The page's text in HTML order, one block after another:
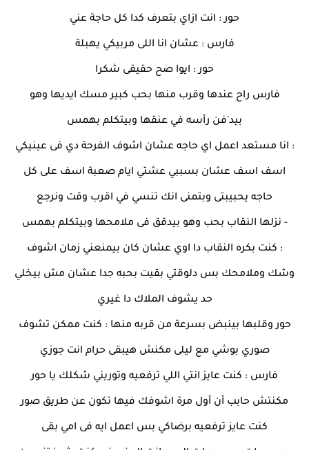
حور : انت ازاي بتعرف كدا كل حاجة عني
فارس : عشان انا اللى مربيكي يهبلة
حور : ايوا صح حقيقى شكرا
فارس راح عندها وقرب منها بحب كبير مسك ايديها وهو
بيد'فن رأسه في عنقها وبيتكلم بهمس
: انا مستعد اعمل اي حاجه عشان اشوف الفرحة دي فى عينيكي
اسف اسف عشان بسببي عشتي ايام صعبة اسف على كل
حاجه يحبيبتى وبتمنى انك تنسي في اقرب وقت ونرجع
- نزلها النقاب بحب وهو بيدقق فى ملامحها وبيتكلم بهمس
: كنت بكره النقاب دا اوي عشان كان بيمنعني زمان اشوف
وشك وملامحك بس دلوقتي بقيت بحبه جدا عشان مش بيخلي
حد يشوف الملاك دا غيري
حور وقلبها بينبض بسرعة من قربه منها : كنت ممكن تشوف
صوري بوشي مع ليلى مكنش هيبقى حرام انت جوزي
فارس : كنت عايز انتي اللي ترفعيه وتوريني شكلك يا حور
مكنتش حابب أن أول مرة اشوفك فيها تكون عن طريق صور
كنت عايز ترفعيه برضاكي بس اعمل ايه فى امي بقى